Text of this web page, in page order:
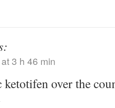
3 h 46 min
ketotifen over the